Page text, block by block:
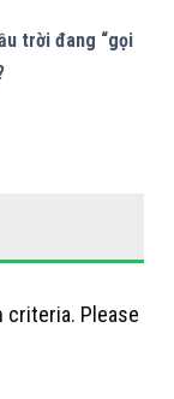
trời đang “gọi
criteria. Please